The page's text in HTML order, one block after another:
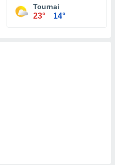
Tournai
23° 14°